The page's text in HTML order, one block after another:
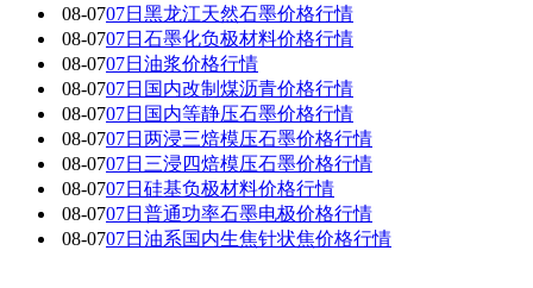
08-0707日黑龙江天然石墨价格行情
08-0707日石墨化负极材料价格行情
08-0707日油浆价格行情
08-0707日国内改制煤沥青价格行情
08-0707日国内 等静压石墨价格行情
08-0707日两浸三焙模压石墨价格行情
08-0707日三浸四焙模压石墨价格行情
08-0707日硅基负极材料价格行情
08-0707日普通功率石墨电极价格行情
08-0707日油系国内生焦针状焦价格行情